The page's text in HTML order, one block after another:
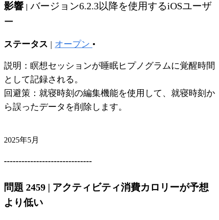
影響 | バージョン6.2.3以降を使用するiOSユーザ
ー
ステータス | オープン •
説明：瞑想セッションが睡眠ヒプノグラムに覚醒時間
として記録される。
回避策：就寝時刻の編集機能を使用して、就寝時刻か
ら誤ったデータを削除します。
2025年5月
------------------------------
問題 2459 | アクティビティ消費カロリーが予想
より低い